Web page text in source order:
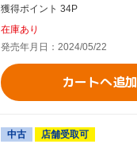
獲得ポイント 34P
在庫あり
発売年月日：2024/05/22
カートへ追加
中古 店舗受取可